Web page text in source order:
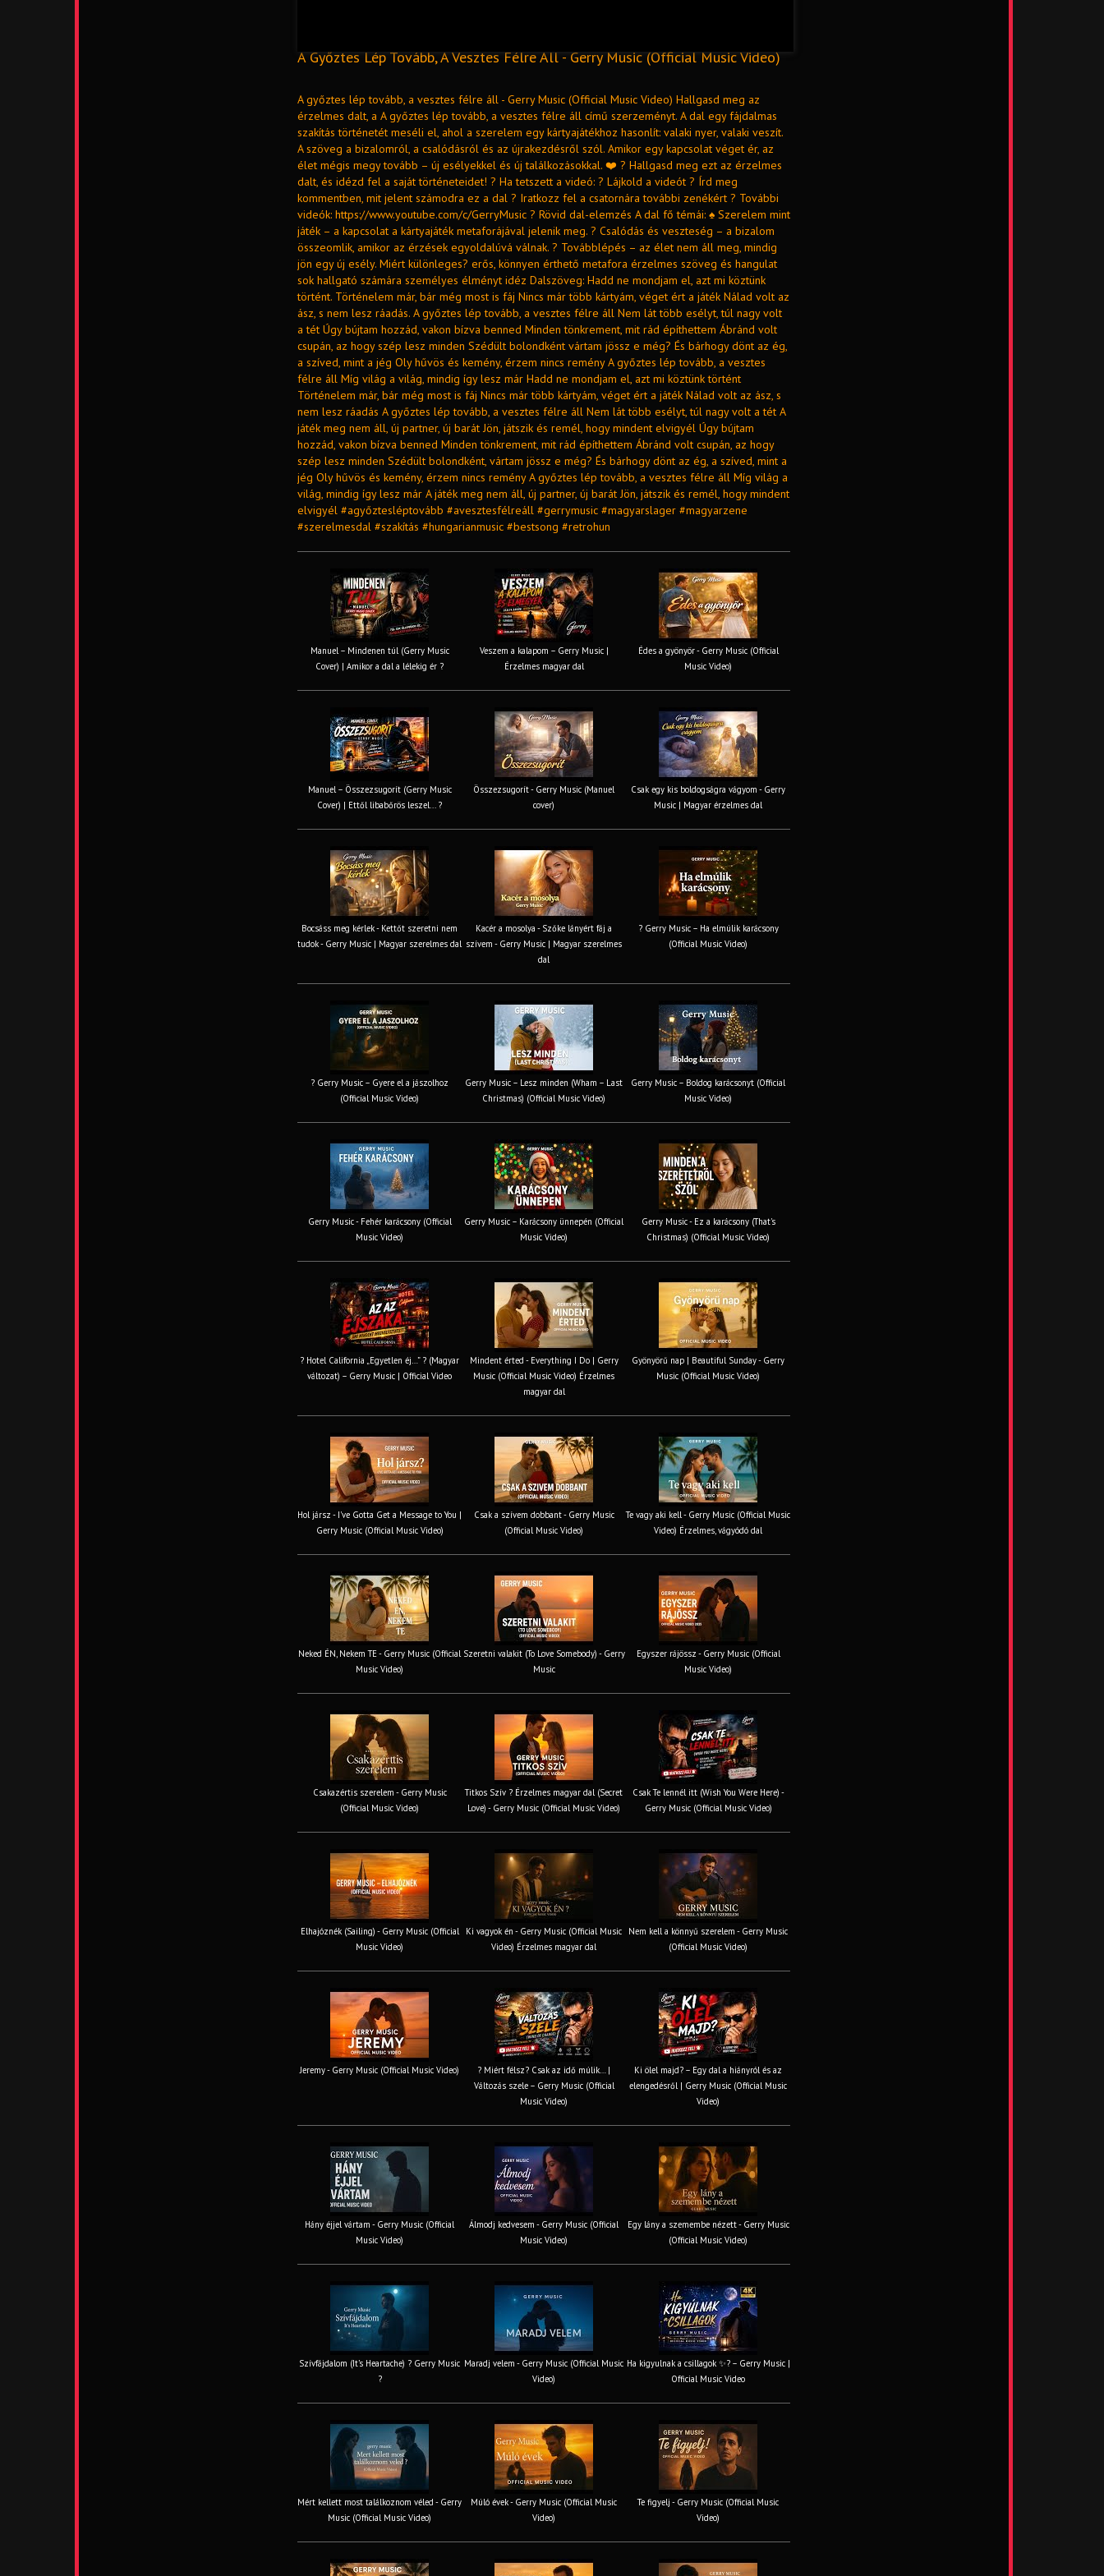
A Győztes Lép Tovább, A Vesztes Félre Áll - Gerry Music (Official Music Video)
A győztes lép tovább, a vesztes félre áll - Gerry Music (Official Music Video) Hallgasd meg az
érzelmes dalt, a A győztes lép tovább, a vesztes félre áll című szerzeményt. A dal egy fájdalmas
szakítás történetét meséli el, ahol a szerelem egy kártyajátékhoz hasonlít: valaki nyer, valaki veszít.
A szöveg a bizalomról, a csalódásról és az újrakezdésről szól. Amikor egy kapcsolat véget ér, az
élet mégis megy tovább – új esélyekkel és új találkozásokkal. ❤️ ? Hallgasd meg ezt az érzelmes
dalt, és idézd fel a saját történeteidet! ? Ha tetszett a videó: ? Lájkold a videót ? Írd meg
kommentben, mit jelent számodra ez a dal ? Iratkozz fel a csatornára további zenékért ? További
videók: https://www.youtube.com/c/GerryMusic ? Rövid dal-elemzés A dal fő témái: ♠️ Szerelem mint
játék – a kapcsolat a kártyajáték metaforájával jelenik meg. ? Csalódás és veszteség – a bizalom
összeomlik, amikor az érzések egyoldalúvá válnak. ? Továbblépés – az élet nem áll meg, mindig
jön egy új esély. Miért különleges? erős, könnyen érthető metafora érzelmes szöveg és hangulat
sok hallgató számára személyes élményt idéz Dalszöveg: Hadd ne mondjam el, azt mi köztünk
történt. Történelem már, bár még most is fáj Nincs már több kártyám, véget ért a játék Nálad volt az
ász, s nem lesz ráadás. A győztes lép tovább, a vesztes félre áll Nem lát több esélyt, túl nagy volt
a tét Úgy bújtam hozzád, vakon bízva benned Minden tönkrement, mit rád építhettem Ábránd volt
csupán, az hogy szép lesz minden Szédült bolondként vártam jössz e még? És bárhogy dönt az ég,
a szíved, mint a jég Oly hűvös és kemény, érzem nincs remény A győztes lép tovább, a vesztes
félre áll Míg világ a világ, mindig így lesz már Hadd ne mondjam el, azt mi köztünk történt
Történelem már, bár még most is fáj Nincs már több kártyám, véget ért a játék Nálad volt az ász, s
nem lesz ráadás A győztes lép tovább, a vesztes félre áll Nem lát több esélyt, túl nagy volt a tét A
játék meg nem áll, új partner, új barát Jön, játszik és remél, hogy mindent elvigyél Úgy bújtam
hozzád, vakon bízva benned Minden tönkrement, mit rád építhettem Ábránd volt csupán, az hogy
szép lesz minden Szédült bolondként, vártam jössz e még? És bárhogy dönt az ég, a szíved, mint a
jég Oly hűvös és kemény, érzem nincs remény A győztes lép tovább, a vesztes félre áll Míg világ a
világ, mindig így lesz már A játék meg nem áll, új partner, új barát Jön, játszik és remél, hogy mindent
elvigyél #agyőztesléptovább #avesztesfélreáll #gerrymusic #magyarslager #magyarzene
#szerelmesdal #szakítás #hungarianmusic #bestsong #retrohun
Manuel – Mindenen túl (Gerry Music
Cover) | Amikor a dal a lélekig ér ?
Veszem a kalapom – Gerry Music |
Érzelmes magyar dal
Édes a gyönyör - Gerry Music (Official
Music Video)
Manuel – Összezsugorít (Gerry Music
Cover) | Ettől libabőrös leszel... ?
Összezsugorít - Gerry Music (Manuel
cover)
Csak egy kis boldogságra vágyom - Gerry
Music | Magyar érzelmes dal
Bocsáss meg kérlek - Kettőt szeretni nem
tudok - Gerry Music | Magyar szerelmes dal
Kacér a mosolya - Szőke lányért fáj a
szívem - Gerry Music | Magyar szerelmes
dal
? Gerry Music – Ha elmúlik karácsony
(Official Music Video)
? Gerry Music – Gyere el a jászolhoz
(Official Music Video)
Gerry Music – Lesz minden (Wham – Last
Christmas) (Official Music Video)
Gerry Music – Boldog karácsonyt (Official
Music Video)
Gerry Music - Fehér karácsony (Official
Music Video)
Gerry Music – Karácsony ünnepén (Official
Music Video)
Gerry Music - Ez a karácsony (That's
Christmas) (Official Music Video)
? Hotel California „Egyetlen éj…” ? (Magyar
változat) – Gerry Music | Official Video
Mindent érted - Everything I Do | Gerry
Music (Official Music Video) Érzelmes
magyar dal
Gyönyörű nap | Beautiful Sunday - Gerry
Music (Official Music Video)
Hol jársz - I've Gotta Get a Message to You |
Gerry Music (Official Music Video)
Csak a szívem dobbant - Gerry Music
(Official Music Video)
Te vagy aki kell - Gerry Music (Official Music
Video) Érzelmes, vágyódó dal
Neked ÉN, Nekem TE - Gerry Music (Official
Music Video)
Szeretni valakit (To Love Somebody) - Gerry
Music
Egyszer rájössz - Gerry Music (Official
Music Video)
Csakazértis szerelem - Gerry Music
(Official Music Video)
Titkos Szív ? Érzelmes magyar dal (Secret
Love) - Gerry Music (Official Music Video)
Csak Te lennél itt (Wish You Were Here) -
Gerry Music (Official Music Video)
Elhajóznék (Sailing) - Gerry Music (Official
Music Video)
Ki vagyok én - Gerry Music (Official Music
Video) Érzelmes magyar dal
Nem kell a könnyű szerelem - Gerry Music
(Official Music Video)
Jeremy - Gerry Music (Official Music Video)
? Miért félsz? Csak az idő múlik… |
Változás szele – Gerry Music (Official
Music Video)
Ki ölel majd? – Egy dal a hiányról és az
elengedésről | Gerry Music (Official Music
Video)
Hány éjjel vártam - Gerry Music (Official
Music Video)
Álmodj kedvesem - Gerry Music (Official
Music Video)
Egy lány a szemembe nézett - Gerry Music
(Official Music Video)
Szívfájdalom (It’s Heartache) ? Gerry Music
?
Maradj velem - Gerry Music (Official Music
Video)
Ha kigyulnak a csillagok ✨? – Gerry Music |
Official Music Video
Mért kellett most találkoznom véled - Gerry
Music (Official Music Video)
Múló évek - Gerry Music (Official Music
Video)
Te figyelj - Gerry Music (Official Music
Video)